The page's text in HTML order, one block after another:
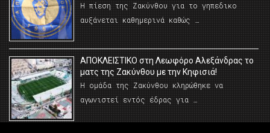
Η πίεση της Ζακύνθου για το γηπεδικο
αυξάνεται καθημερινά καθώς …
AΠΟΚΛΕΙΣΤΙΚΟ στη Λεωφόρο Αλεξάνδρας το
ματς της Ζακύνθου με την Κηφισιά!
Η ομάδα της Ζακύνθου κληρώθηκε να
αγωνιστεί εντός έδρας για …